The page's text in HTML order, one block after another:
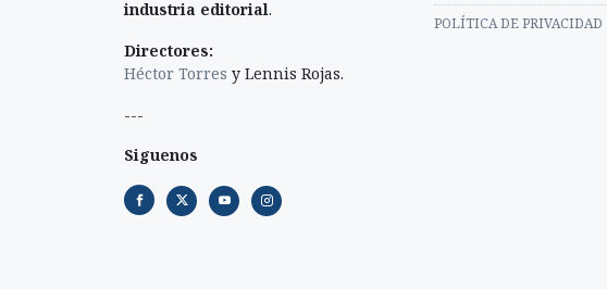
industria editorial.
Directores:
Héctor Torres y Lennis Rojas.
---
Siguenos
POLÍTICA DE PRIVACIDAD